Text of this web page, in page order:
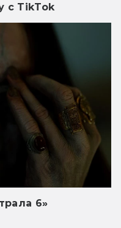
с TikTok
6»